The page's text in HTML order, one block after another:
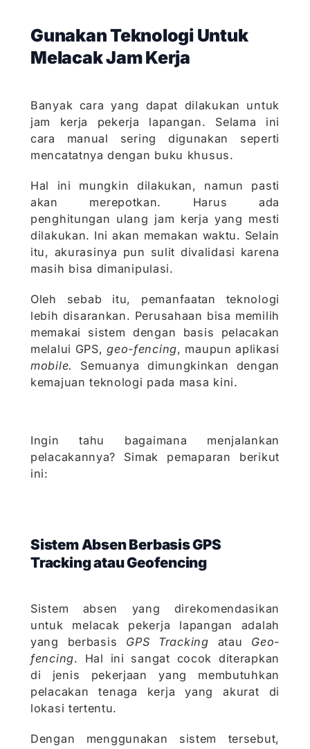
Gunakan Teknologi Untuk
Melacak Jam Kerja
Banyak cara yang dapat dilakukan untuk
jam kerja pekerja lapangan. Selama ini
cara manual sering digunakan seperti
mencatatnya dengan buku khusus.
Hal ini mungkin dilakukan, namun pasti
akan merepotkan. Harus ada
penghitungan ulang jam kerja yang mesti
dilakukan. Ini akan memakan waktu. Selain
itu, akurasinya pun sulit divalidasi karena
masih bisa dimanipulasi.
Oleh sebab itu, pemanfaatan teknologi
lebih disarankan. Perusahaan bisa memilih
memakai sistem dengan basis pelacakan
melalui GPS,geo-fencing, maupun aplikasi
mobile.
Semuanya dimungkinkan dengan
kemajuan teknologi pada masa kini.
Ingin tahu bagaimana menjalankan
pelacakannya? Simak pemaparan berikut
ini:
Sistem Absen Berbasis GPS
Tracking atau Geofencing
Sistem absen yang direkomendasikan
untuk melacak pekerja lapangan adalah
yang berbasis GPS Tracking atau Geo-
fencing. Hal ini sangat cocok diterapkan
di jenis pekerjaan yang membutuhkan
pelacakan tenaga kerja yang akurat di
lokasi tertentu.
Dengan menggunakan sistem tersebut,